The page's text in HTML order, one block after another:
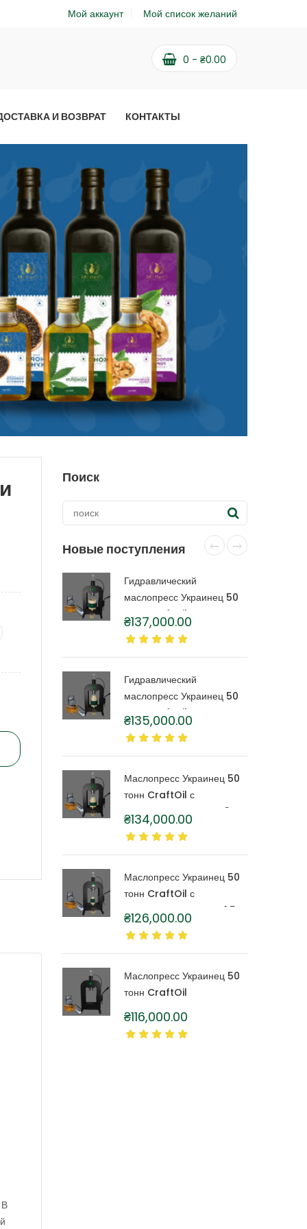
Мой аккаунт Мой список желаний
0 - ₴0.00
И ВОЗВРАТ КОНТАКТЫ
Поиск
Новые поступления
Гидравлический
маслопресс Украинец 50
тонн CraftOil с
капролоновой бочкой 6
литров
₴137,000.00
Гидравлический
маслопресс Украинец 50
тонн CraftOil с
капролоновой бочкой 4
литра
₴135,000.00
Маслопресс Украинец 50
тонн CraftOil с
капролоновой бочкой 3
литра
₴134,000.00
Маслопресс Украинец 50
тонн CraftOil с
капролоновой бочкой 1,5
литра
₴126,000.00
Маслопресс Украинец 50
тонн CraftOil
₴116,000.00